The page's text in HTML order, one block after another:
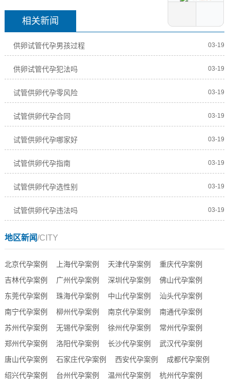
相关新闻
供卵试管代孕男孩过程 03-19
供卵试管代孕犯法吗 03-19
试管供卵代孕零风险 03-19
试管供卵代孕合同 03-19
试管供卵代孕哪家好 03-19
试管供卵代孕指南 03-19
试管供卵代孕选性别 03-19
试管供卵代孕违法吗 03-19
地区新闻/CITY
北京代孕案例 上海代孕案例 天津代孕案例
重庆代孕案例
吉林代孕案例
广州代孕案例 深圳代孕案例
佛山代孕案例
东莞代孕案例
珠海代孕案例 中山代孕案例
汕头代孕案例
南宁代孕案例
柳州代孕案例 南京代孕案例
南通代孕案例
苏州代孕案例
无锡代孕案例 徐州代孕案例
常州代孕案例
郑州代孕案例
洛阳代孕案例 长沙代孕案例
武汉代孕案例
唐山代孕案例
石家庄代孕案例 西安代孕案例
成都代孕案例
绍兴代孕案例
台州代孕案例 温州代孕案例 杭州代孕案例